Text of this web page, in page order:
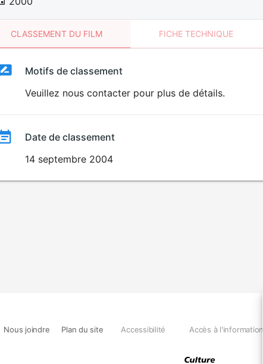
CLASSEMENT DU FILM FICHE TECHNIQUE
ClassementClassement
Motifs de classement
Veuillez nous contacter pour plus de détails.
Date de classement
14 septembre 2004
Nous joindre Plan du site Accessibilité Accès à l'information